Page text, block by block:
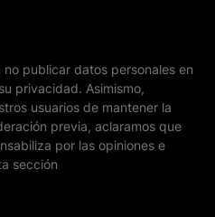
publicar datos personales en
privacidad. Asimismo,
usuarios de mantener la
previa, aclaramos que
por las opiniones e
sección